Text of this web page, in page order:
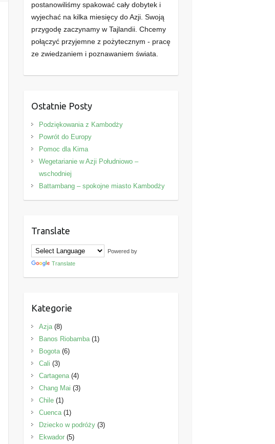
postanowiliśmy spakować cały dobytek i
wyjechać na kilka miesięcy do Azji. Swoją
przygodę zaczynamy w Tajlandii. Chcemy
połączyć przyjemne z pożytecznym - pracę
ze zwiedzaniem i poznawaniem świata.
Ostatnie Posty
Podziękowania z Kambodży
Powrót do Europy
Pomoc dla Kima
Wegetarianie w Azji Południowo –
wschodniej
Battambang – spokojne miasto Kambodży
Translate
Powered by
Translate
Kategorie
Azja(8)
Banos Riobamba(1)
Bogota(6)
Cali (3)
Cartagena(4)
Chang Mai (3)
Chile(1)
Cuenca(1)
Dziecko w podróży(3)
Ekwador(5)